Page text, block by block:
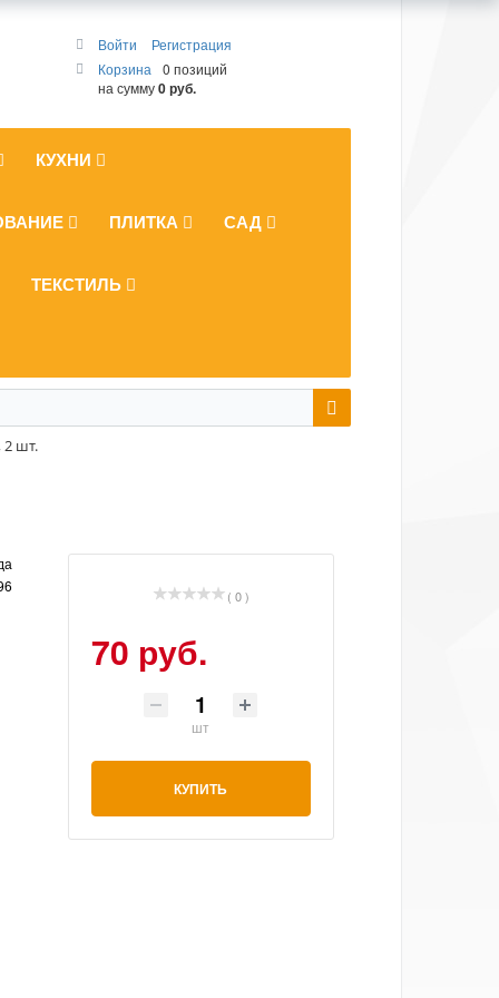
Войти
Регистрация
Корзина
0 позиций
на сумму0 руб.
КУХНИ
ПЛИТКА САД
ТЕКСТИЛЬ
шт.
( 0 )
70 руб.
шт
КУПИТЬ